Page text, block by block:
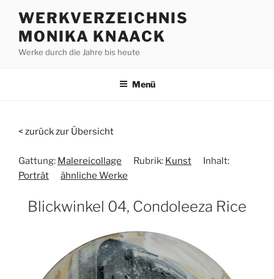
Inhalt
springen
WERKVERZEICHNIS
MONIKA KNAACK
Werke durch die Jahre bis heute
Menü
< zurück zur Übersicht
Gattung: Malereicollage Rubrik: Kunst
Inhalt:
Porträt
ähnliche Werke
Blickwinkel 04, Condoleeza Rice